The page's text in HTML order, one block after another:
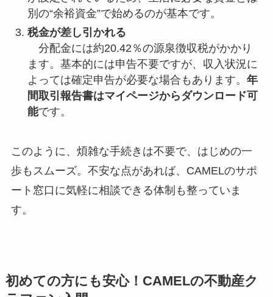
別の“余裕資金”で始めるのが基本です。
税金が差し引かれる
分配金には約20.42％の源泉徴収税がかかり
ます。基本的には申告不要ですが、収入状況に
よっては確定申告が必要な場合もあります。 年
間取引報告書はマイページからダウンロード可
能です。
このように、煩雑な手続きは不要で、はじめの一
歩もスムーズ。不安な点があれば、CAMELのサポ
ート窓口に気軽に相談できる体制も整っていま
す。
初めての方にも安心！CAMELの不動産ク